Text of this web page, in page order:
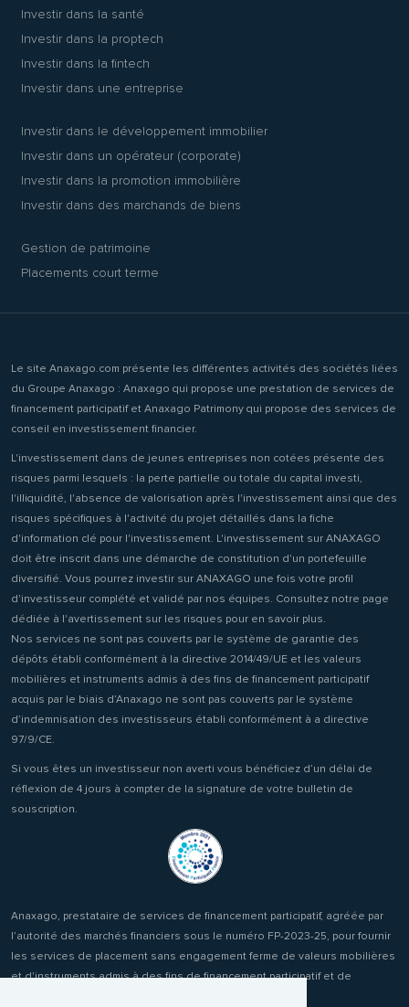
Investir dans la santé
Investir dans la proptech
Investir dans la fintech
Investir dans une entreprise
Investir dans le développement immobilier
Investir dans un opérateur (corporate)
Investir dans la promotion immobilière
Investir dans des marchands de biens
Gestion de patrimoine
Placements court terme
Le site Anaxago.com présente les différentes activités des sociétés liées
du Groupe Anaxago : Anaxago qui propose une prestation de services de
financement participatif et Anaxago Patrimony qui propose des services de
conseil en investissement financier.
L'investissement dans de jeunes entreprises non cotées présente des
risques parmi lesquels : la perte partielle ou totale du capital investi,
l'illiquidité, l'absence de valorisation après l'investissement ainsi que des
risques spécifiques à l'activité du projet détaillés dans la fiche
d'information clé pour l'investissement. L'investissement sur ANAXAGO
doit être inscrit dans une démarche de constitution d'un portefeuille
diversifié. Vous pourrez investir sur ANAXAGO une fois votre profil
d'investisseur complété et validé par nos équipes. Consultez notre page
dédiée à l'avertissement sur les risques pour en savoir plus.
Nos services ne sont pas couverts par le système de garantie des
dépôts établi conformément à la directive 2014/49/UE et les valeurs
mobilières et instruments admis à des fins de financement participatif
acquis par le biais d’Anaxago ne sont pas couverts par le système
d’indemnisation des investisseurs établi conformément à a directive
97/9/CE.
Si vous êtes un investisseur non averti vous bénéficiez d’un délai de
réflexion de 4 jours à compter de la signature de votre bulletin de
souscription.
Anaxago, prestataire de services de financement participatif, agréée par
l’autorité des marchés financiers sous le numéro FP-2023-25, pour fournir
les services de placement sans engagement ferme de valeurs mobilières
et d'instruments admis à des fins de financement participatif et de